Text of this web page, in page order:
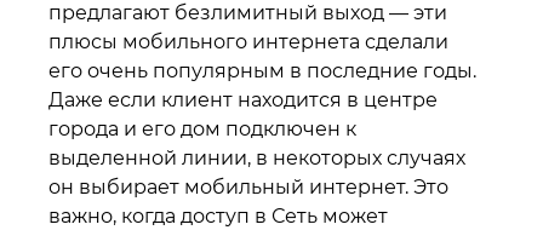
предлагают безлимитный выход — эти
плюсы мобильного интернета сделали
его очень популярным в последние годы.
Даже если клиент находится в центре
города и его дом подключен к
выделенной линии, в некоторых случаях
он выбирает мобильный интернет. Это
важно, когда доступ в Сеть может